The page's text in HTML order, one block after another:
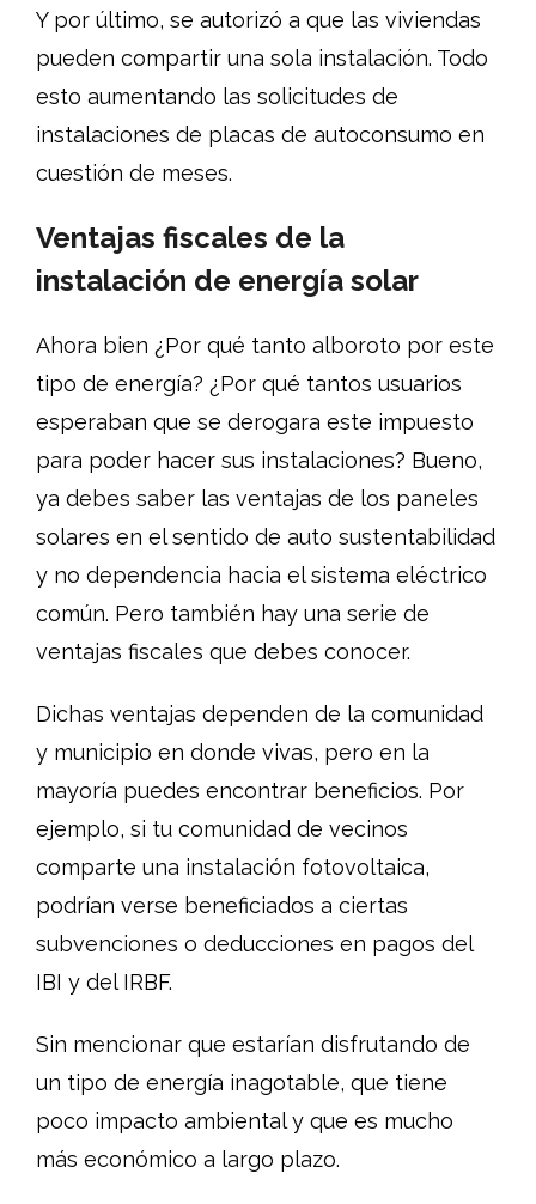
Y por último, se autorizó a que las viviendas
pueden compartir una sola instalación. Todo
esto aumentando las solicitudes de
instalaciones de placas de autoconsumo en
cuestión de meses.
Ventajas fiscales de la
instalación de energía solar
Ahora bien ¿Por qué tanto alboroto por este
tipo de energía? ¿Por qué tantos usuarios
esperaban que se derogara este impuesto
para poder hacer sus instalaciones? Bueno,
ya debes saber las ventajas de los paneles
solares en el sentido de auto sustentabilidad
y no dependencia hacia el sistema eléctrico
común. Pero también hay una serie de
ventajas fiscales que debes conocer.
Dichas ventajas dependen de la comunidad
y municipio en donde vivas, pero en la
mayoría puedes encontrar beneficios. Por
ejemplo, si tu comunidad de vecinos
comparte una instalación fotovoltaica,
podrían verse beneficiados a ciertas
subvenciones o deducciones en pagos del
IBI y del IRBF.
Sin mencionar que estarían disfrutando de
un tipo de energía inagotable, que tiene
poco impacto ambiental y que es mucho
más económico a largo plazo.